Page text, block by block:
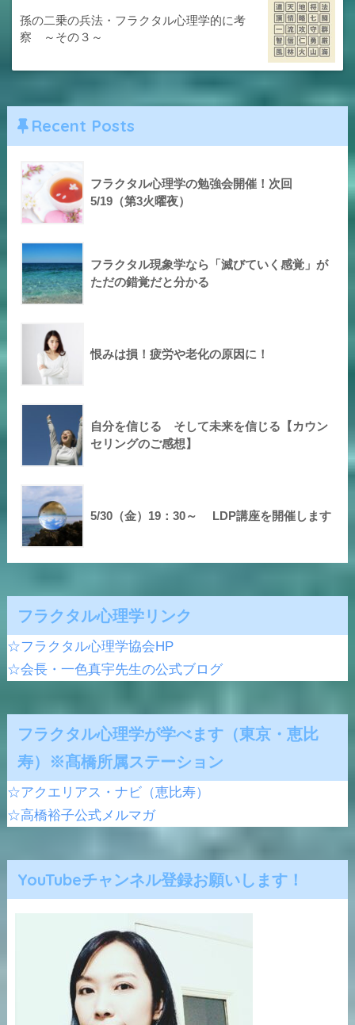
孫の二乗の兵法・フラクタル心理学的に考
察 ～その３～
Recent Posts
フラクタル心理学の勉強会開催！次回
5/19（第3火曜夜）
フラクタル現象学なら「滅びていく感覚」が
ただの錯覚だと分かる
恨みは損！疲労や老化の原因に！
自分を信じる そして未来を信じる【カウン
セリングのご感想】
5/30（金）19：30～ LDP講座を開催します
フラクタル心理学リンク
☆フラクタル心理学協会HP
☆会長・一色真宇先生の公式ブログ
フラクタル心理学が学べます（東京・恵比
寿）※髙橋所属ステーション
☆アクエリアス・ナビ（恵比寿）
☆高橋裕子公式メルマガ
YouTubeチャンネル登録お願いします！